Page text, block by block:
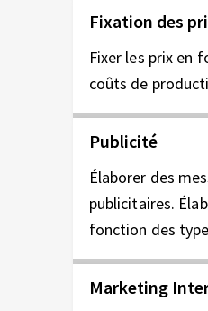
Fixation des
Fixer les prix en
coûts de
Publicité
Élaborer des
publicitaires.
fonction des
Marketing